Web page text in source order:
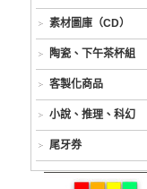
素材圖庫（CD）
陶瓷、下午茶杯組
客製化商品
小說、推理、科幻
尾牙券